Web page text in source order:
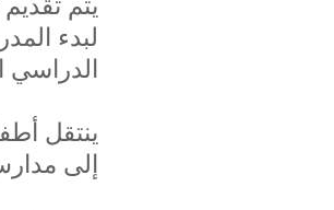
لبدء
الدراسي
إلى